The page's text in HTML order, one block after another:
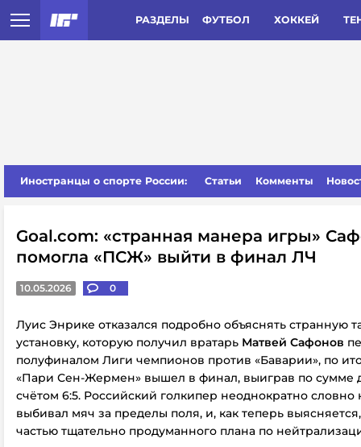
РАЗДЕЛЫ ФУТБОЛ ХОККЕЙ
Иностранцы о спорте России: Статьи Комменты
Goal.com: «странная манера игры»
помогла «ПСЖ» выйти в финал ЛЧ
10.05.2026 0
Луис Энрике отказался подробно объяснять странную
установку, которую получил вратарь Матвей Сафонов
полуфиналом Лиги чемпионов против «Баварии», по
«Пари Сен-Жермен» вышел в финал, выиграв по сумме
счётом 6:5. Российский голкипер неоднократно
выбивал мяч за пределы поля, и, как теперь
частью тщательно продуманного плана по